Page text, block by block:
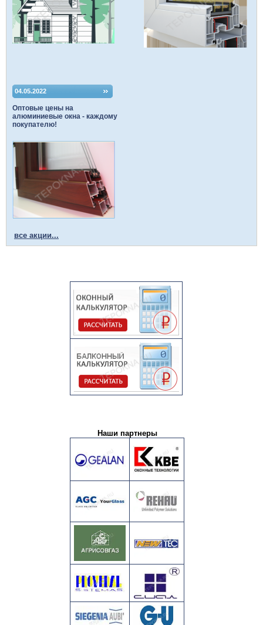
04.05.2022
Оптовые цены на
алюминиевые окна - каждому
покупателю!
все акции...
Наши партнеры